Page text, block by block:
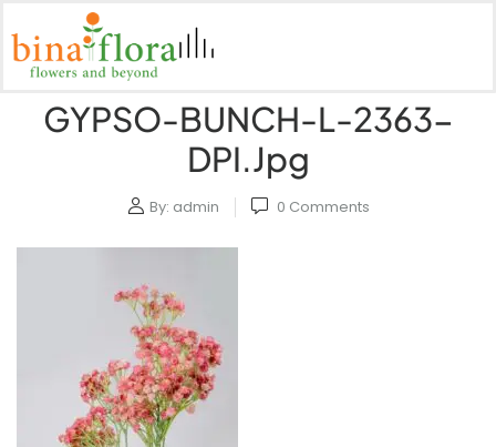
GYPSO-BUNCH-L-2363-
DPI.jpg
By: admin 0 Comments